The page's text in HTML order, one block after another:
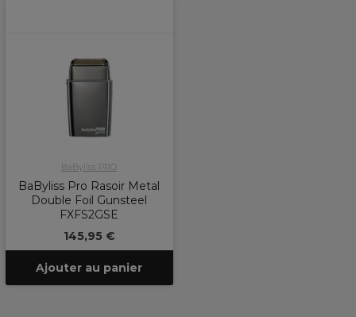
BaByliss PRO
BaByliss Pro Rasoir Metal
Double Foil Gunsteel
FXFS2GSE
145,95 €
Ajouter au panier